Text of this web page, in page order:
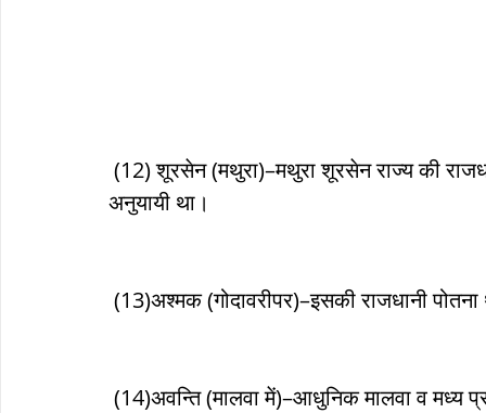
अनुयायी था।
(13)अश्मक (गोदावरीपर)–इसकी राजधानी